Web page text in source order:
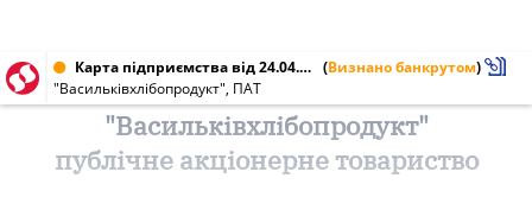
Карта підприємства від 24.04.2018 № 00951741 (Визнано банкрутом)
"Васильківхлібопродукт", ПАТ
"Васильківхлібопродукт"
публічне акціонерне товариство